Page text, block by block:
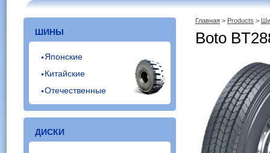
ШИНЫ
Японские
Китайские
Отечественные
ДИСКИ
Главная > Products >
Boto